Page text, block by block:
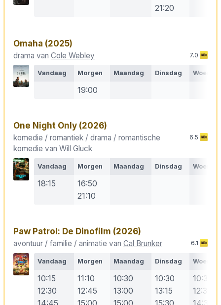
21:20
Omaha (2025)
drama van Cole Webley 7.0
Vandaag Morgen Maandag Dinsdag
19:00
One Night Only (2026)
komedie / romantiek / drama / romantische
komedie van Will Gluck
6.5
Vandaag Morgen Maandag Dinsdag
18:15
16:50
21:10
Paw Patrol: De Dinofilm (2026)
avontuur / familie / animatie van Cal Brunker 6.1
Vandaag Morgen Maandag Dinsdag
10:15
12:30
14:45
11:10
12:45
15:00
10:30
13:00
15:00
10:30
13:15
15:30
10:30
12:30
14:30